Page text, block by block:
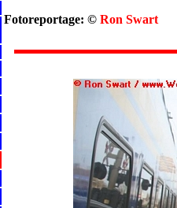
Fotoreportage: © Ron Swart